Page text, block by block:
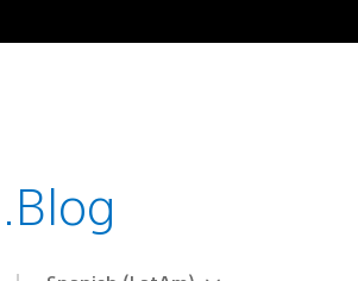
.Blog